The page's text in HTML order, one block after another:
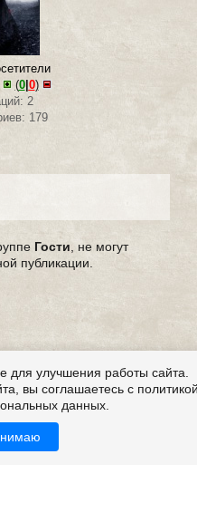
(0| 0)
2
179
Гости , не могут
публикации.
улучшения работы сайта.
вы соглашаетесь с
данных.